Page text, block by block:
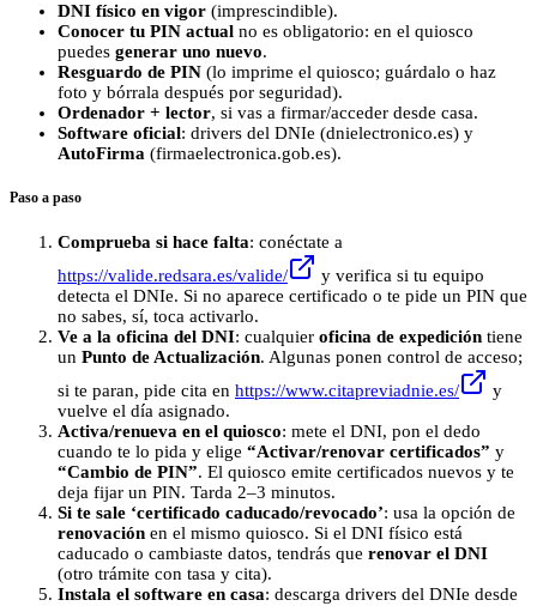
DNI físico en vigor (imprescindible).
Conocer tu PIN actual no es obligatorio: en el quiosco
puedes generar uno nuevo.
Resguardo de PIN (lo imprime el quiosco; guárdalo o haz
foto y bórrala después por seguridad).
Ordenador + lector, si vas a firmar/acceder desde casa.
Software oficial: drivers del DNIe (dnielectronico.es) y
AutoFirma (firmaelectronica.gob.es).
Paso a paso
Comprueba si hace falta: conéctate a
https://valide.redsara.es/valide/
y verifica si tu equipo
detecta el DNIe. Si no aparece certificado o te pide un PIN que
no sabes, sí, toca activarlo.
Ve a la oficina del DNI: cualquier oficina de expedición tiene
un Punto de Actualización. Algunas ponen control de acceso;
si te paran, pide cita en https://www.citapreviadnie.es/
y
vuelve el día asignado.
Activa/renueva en el quiosco: mete el DNI, pon el dedo
cuando te lo pida y elige “Activar/renovar certificados” y
“Cambio de PIN”. El quiosco emite certificados nuevos y te
deja fijar un PIN. Tarda 2–3 minutos.
Si te sale ‘certificado caducado/revocado’: usa la opción de
renovación en el mismo quiosco. Si el DNI físico está
caducado o cambiaste datos, tendrás que renovar el DNI
(otro trámite con tasa y cita).
Instala el software en casa: descarga drivers del DNIe desde